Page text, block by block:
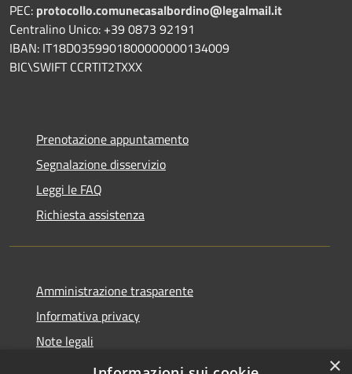
PEC: protocollo.comunecasalbordino@legalmail.it
Centralino Unico: +39 0873 92191
IBAN: IT18D0359901800000000134009
BIC\SWIFT CCRTIT2TXXX
Prenotazione appuntamento
Segnalazione disservizio
Leggi le FAQ
Richiesta assistenza
Amministrazione trasparente
Informativa privacy
Note legali
Dichiarazione di accessibilità
×